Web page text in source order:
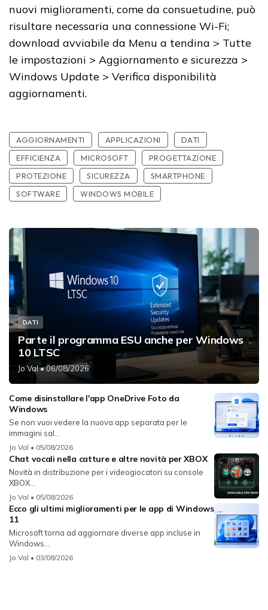
nuovi miglioramenti, come da consuetudine, può
risultare necessaria una connessione Wi-Fi;
download avviabile da Menu a tendina > Tutte
le impostazioni > Aggiornamento e sicurezza >
Windows Update > Verifica disponibilità
aggiornamenti.
AGGIORNAMENTI APPLICAZIONI
DATI
EFFICIENZA
MICROSOFT
PROGETTAZIONE
PROTEZIONE
SICUREZZA
SMARTPHONE
SOFTWARE
WINDOWS MOBILE
DATI
Parte il programma ESU anche per Windows
10 LTSC
Jo Val• 06/08/2026
Come disinstallare l'app OneDrive Foto da
Windows
Se non vuoi vedere la nuova app separata per le
immagini sal...
Jo Val • 05/08/2026
Chat vocali nella catture e altre novità per XBOX
Novità in distribuzione per i videogiocatori su console
XBOX...
Jo Val • 05/08/2026
Ecco gli ultimi miglioramenti per le app di Windows
11
Microsoft torna ad aggiornare diverse app incluse in
Windows...
Jo Val • 03/08/2026